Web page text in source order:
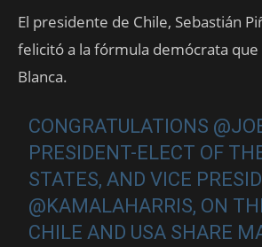
El presidente de Chile, Sebastián
felicitó a la fórmula demócrata que
Blanca.
CONGRATULATIONS
PRESIDENT-ELECT OF
STATES, AND VICE
@KAMALAHARRIS, ON
CHILE AND USA SHARE